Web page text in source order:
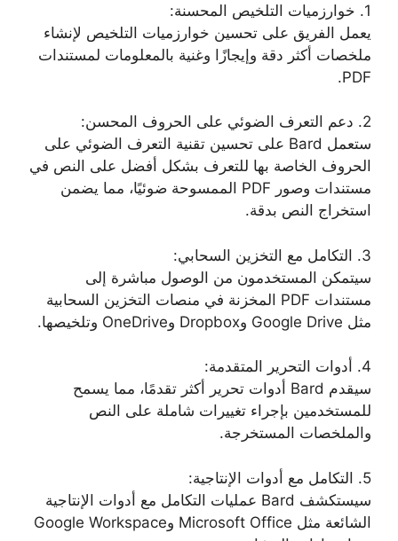
1. خوارزميات التلخيص المحسنة:
يعمل الفريق على تحسين خوارزميات التلخيص لإنشاء
ملخصات أكثر دقة وإيجازًا وغنية بالمعلومات لمستندات
PDF.
2. دعم التعرف الضوئي على الحروف المحسن:
ستعمل Bard على تحسين تقنية التعرف الضوئي على
الحروف الخاصة بها للتعرف بشكل أفضل على النص في
مستندات وصور PDF الممسوحة ضوئيًا، مما يضمن
استخراج النص بدقة.
3. التكامل مع التخزين السحابي:
سيتمكن المستخدمون من الوصول مباشرة إلى
مستندات PDF المخزنة في منصات التخزين السحابية
مثل Google Drive وDropbox وOneDrive وتلخيصها.
4. أدوات التحرير المتقدمة:
سيقدم Bard أدوات تحرير أكثر تقدمًا، مما يسمح
للمستخدمين بإجراء تغييرات شاملة على النص
والملخصات المستخرجة.
5. التكامل مع أدوات الإنتاجية:
سيستكشف Bard عمليات التكامل مع أدوات الإنتاجية
الشائعة مثل Microsoft Office وGoogle Workspace